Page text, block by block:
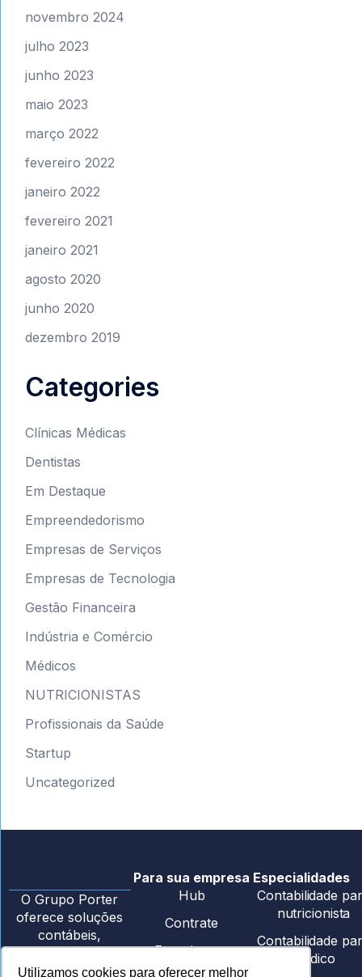
Utilizamos cookies para oferecer melhor
novembro 2024
julho 2023
junho 2023
maio 2023
março 2022
fevereiro 2022
janeiro 2022
fevereiro 2021
janeiro 2021
agosto 2020
junho 2020
dezembro 2019
Categories
Clínicas Médicas
Dentistas
Em Destaque
Empreendedorismo
Empresas de Serviços
Empresas de Tecnologia
Gestão Financeira
Indústria e Comércio
Médicos
NUTRICIONISTAS
Profissionais da Saúde
Startup
Uncategorized
O Grupo Porter
oferece soluções
contábeis,
financeiras e
consultivas para
Para sua empresa
Hub
Contrate
Ecossistema
Especialidades
Contabilidade
nutricionista
Contabilidade
médico